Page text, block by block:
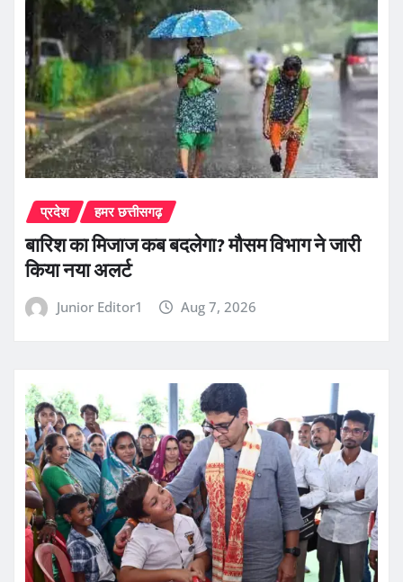
प्रदेश हमर छत्तीसगढ़
बारिश का मिजाज कब बदलेगा? मौसम विभाग ने जारी
किया नया अलर्ट
Junior Editor1 Aug 7, 2026